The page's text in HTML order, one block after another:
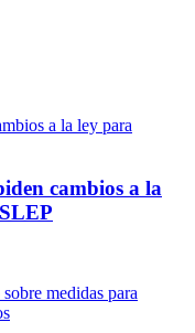
cambios a la